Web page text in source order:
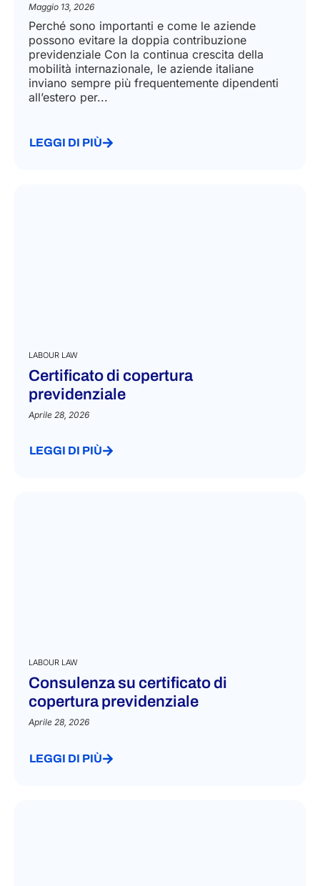
Maggio 13, 2026
Perché sono importanti e come le aziende
possono evitare la doppia contribuzione
previdenziale Con la continua crescita della
mobilità internazionale, le aziende italiane
inviano sempre più frequentemente dipendenti
all’estero per...
LEGGI DI PIÙ
LABOUR LAW
Certificato di copertura
previdenziale
Aprile 28, 2026
LEGGI DI PIÙ
LABOUR LAW
Consulenza su certificato di
copertura previdenziale
Aprile 28, 2026
LEGGI DI PIÙ